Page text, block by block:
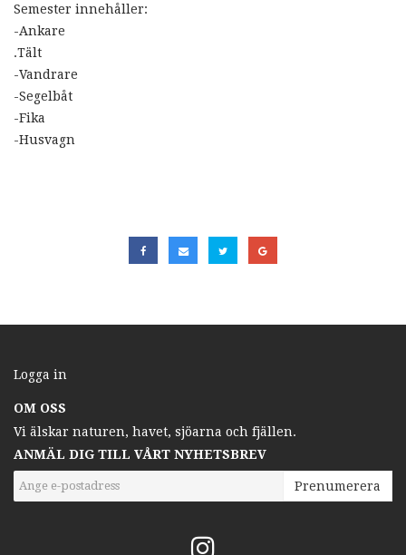
Semester innehåller:
-Ankare
.Tält
-Vandrare
-Segelbåt
-Fika
-Husvagn
Logga in
OM OSS
Vi älskar naturen, havet, sjöarna och fjällen.
ANMÄL DIG TILL VÅRT NYHETSBREV
Prenumerera